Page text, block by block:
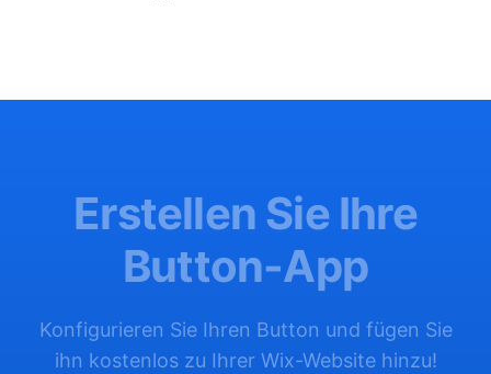
Erstellen Sie Ihre
Button-App
Konfigurieren Sie Ihren Button und fügen Sie
ihn kostenlos zu Ihrer Wix-Website hinzu!